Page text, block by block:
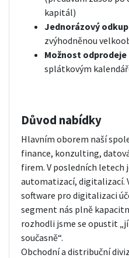
kapitál)
Jednorázový
zvýhodněnou
Možnost
splátkovým
Důvod nabídky
Hlavním oborem naší
finance, konzulting,
firem. V posledních letech
automatizací, digitalizací.
software pro digitalizaci
segment nás plně
rozhodli jsme se opustit
současně“.
Obchodní a distribuční